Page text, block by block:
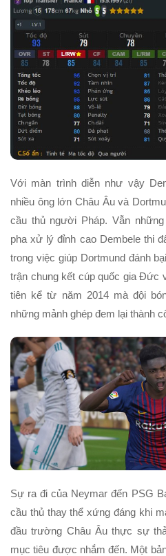
Với màn trình diễn như vậy
nhiều ông lớn Châu Âu và
cầu thủ người Pháp. Vẫn
pha xử lý đỉnh cao Dembele thi
trong việc giúp Dortmund đánh
trận chung kết cúp quốc gia Đức
tiên kể từ năm 2014 mà đội
những mảnh ghép đem lại thành
Sự ra đi của Neymar đến PSG
cầu thủ thay thể xứng đáng khi
đầu trường Châu Âu thực sự
mục tiêu được nhắm đến. Một